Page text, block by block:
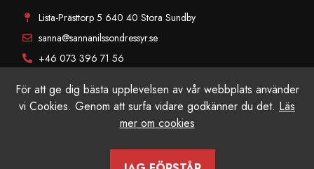
Lista-Prästtorp 5 640 40 Stora Sundby
sanna@sannanilssondressyr.se
+46 073 396 71 56
av Grafikfabriken
För att ge dig bästa upplevelsen av vår webbplats använder
vi Cookies. Genom att surfa vidare godkänner du det. Läs
mer om cookies